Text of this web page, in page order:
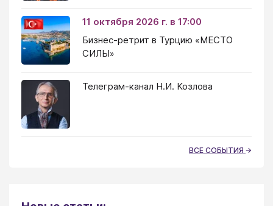
11 октября 2026 г. в 17:00
Бизнес-ретрит в Турцию «МЕСТО
СИЛЫ»
Телеграм-канал Н.И. Козлова
ВСЕ СОБЫТИЯ